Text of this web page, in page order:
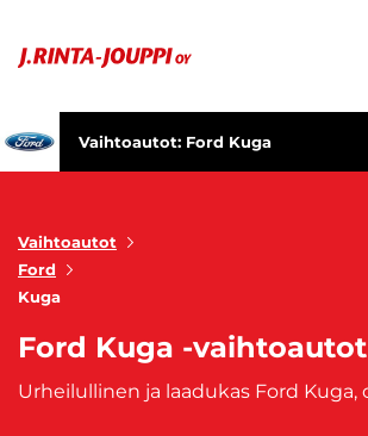
Vaihtoautot: Ford Kuga
Vaihtoautot
Ford
Kuga
Ford Kuga -vaihtoautot